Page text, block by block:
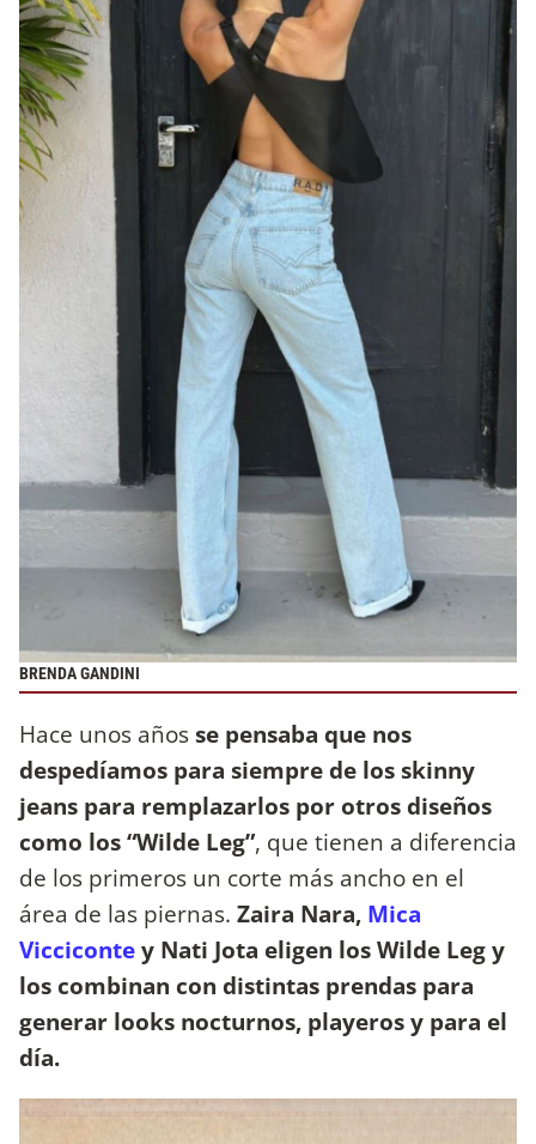
BRENDA GANDINI
Hace unos añosse pensaba que nos
despedíamos para siempre de los skinny
jeans para remplazarlos por otros diseños
como los “Wilde Leg”, que tienen a diferencia
de los primeros un corte más ancho en el
área de las piernas. Zaira Nara, Mica
Viccicontey Nati Jota eligen los Wilde Leg y
los combinan con distintas prendas para
generar looks nocturnos, playeros y para el
día.